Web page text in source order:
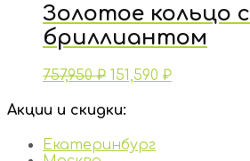
Золотое кольцо с
бриллиантом
757,950₽ 151,590 ₽
Акции и скидки:
Екатеринбург